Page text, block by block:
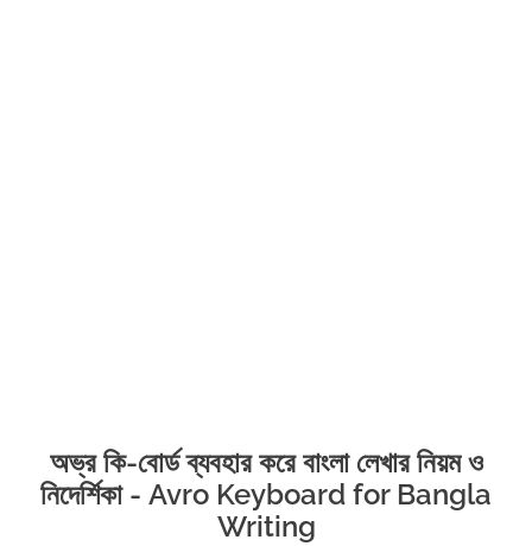
অভ্র কি-বোর্ড ব্যবহার করে বাংলা লেখার নিয়ম ও
নিদের্শিকা - Avro Keyboard for Bangla
Writing